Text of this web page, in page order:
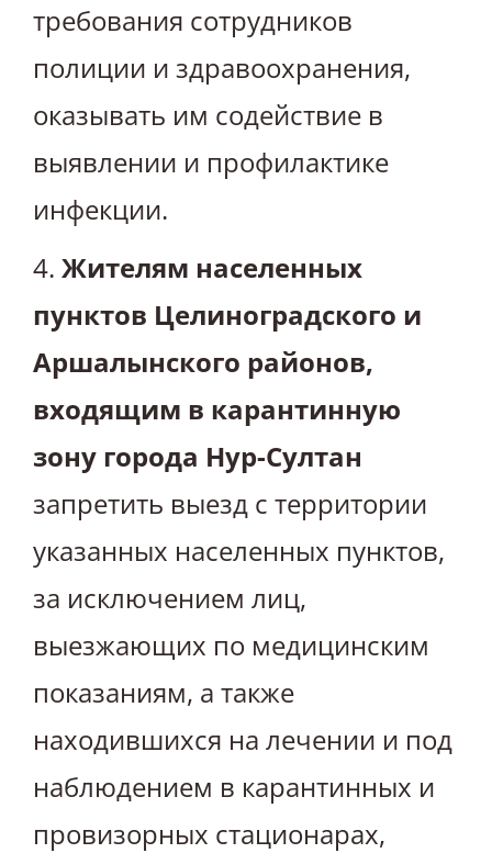
требования сотрудников
полиции и здравоохранения,
оказывать им содействие в
выявлении и профилактике
инфекции.
4. Жителям населенных
пунктов Целиноградского и
Аршалынского районов,
входящим в карантинную
зону города Нур-Султан
запретить выезд с территории
указанных населенных пунктов,
за исключением лиц,
выезжающих по медицинским
показаниям, а также
находившихся на лечении и под
наблюдением в карантинных и
провизорных стационарах,